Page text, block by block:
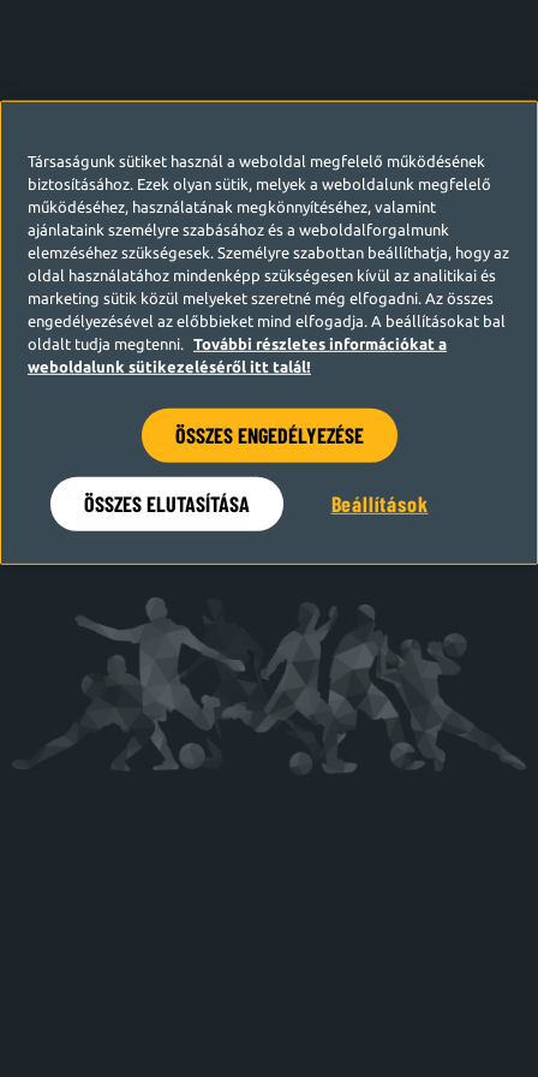
Hamarosan visszatérünk
Társaságunk sütiket használ a weboldal megfelelő működésének
biztosításához. Ezek olyan sütik, melyek a weboldalunk megfelelő
működéséhez, használatának megkönnyítéséhez, valamint
ajánlataink személyre szabásához és a weboldalforgalmunk
elemzéséhez szükségesek. Személyre szabottan beállíthatja, hogy az
oldal használatához mindenképp szükségesen kívül az analitikai és
marketing sütik közül melyeket szeretné még elfogadni. Az összes
engedélyezésével az előbbieket mind elfogadja. A beállításokat bal
oldalt tudja megtenni.
További részletes információkat a
weboldalunk sütikezeléséről itt talál!
ÖSSZES ENGEDÉLYEZÉSE
ÖSSZES ELUTASÍTÁSA Beállítások